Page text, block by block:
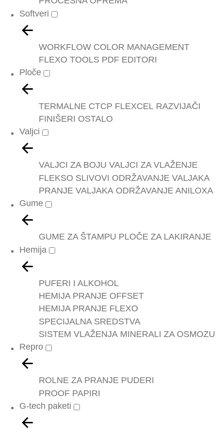
Softveri
WORKFLOW COLOR MANAGEMENT
FLEXO TOOLS PDF EDITORI
Ploče
TERMALNE CTCP FLEXCEL RAZVIJAČI
FINIŠERI OSTALO
Valjci
VALJCI ZA BOJU VALJCI ZA VLAŽENJE
FLEKSO SLIVOVI ODRŽAVANJE VALJAKA
PRANJE VALJAKA ODRŽAVANJE ANILOXA
Gume
GUME ZA ŠTAMPU PLOČE ZA LAKIRANJE
Hemija
PUFERI I ALKOHOL
HEMIJA PRANJE OFFSET
HEMIJA PRANJE FLEXO
SPECIJALNA SREDSTVA
SISTEM VLAŽENJA MINERALI ZA OSMOZU
Repro
ROLNE ZA PRANJE PUDERI
PROOF PAPIRI
G-tech paketi